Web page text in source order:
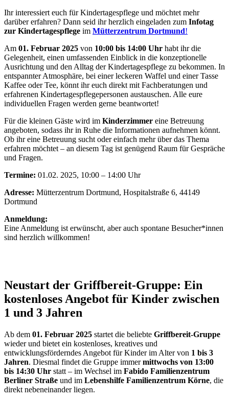
Ihr interessiert euch für Kindertagespflege und möchtet mehr
darüber erfahren? Dann seid ihr herzlich eingeladen zum Infotag
zur Kindertagespflege im Mütterzentrum Dortmund!
Am 01. Februar 2025 von 10:00 bis 14:00 Uhr habt ihr die
Gelegenheit, einen umfassenden Einblick in die konzeptionelle
Ausrichtung und den Alltag der Kindertagespflege zu bekommen. In
entspannter Atmosphäre, bei einer leckeren Waffel und einer Tasse
Kaffee oder Tee, könnt ihr euch direkt mit Fachberatungen und
erfahrenen Kindertagespflegepersonen austauschen. Alle eure
individuellen Fragen werden gerne beantwortet!
Für die kleinen Gäste wird im Kinderzimmer eine Betreuung
angeboten, sodass ihr in Ruhe die Informationen aufnehmen könnt.
Ob ihr eine Betreuung sucht oder einfach mehr über das Thema
erfahren möchtet – an diesem Tag ist genügend Raum für Gespräche
und Fragen.
Termine: 01.02. 2025, 10:00 – 14:00 Uhr
Adresse: Mütterzentrum Dortmund, Hospitalstraße 6, 44149
Dortmund
Anmeldung:
Eine Anmeldung ist erwünscht, aber auch spontane Besucher*innen
sind herzlich willkommen!
Neustart der Griffbereit-Gruppe: Ein
kostenloses Angebot für Kinder zwischen
1 und 3 Jahren
Ab dem 01. Februar 2025 startet die beliebte Griffbereit-Gruppe
wieder und bietet ein kostenloses, kreatives und
entwicklungsförderndes Angebot für Kinder im Alter von 1 bis 3
Jahren. Diesmal findet die Gruppe immermittwochs von 13:00
bis 14:30 Uhr statt – im Wechsel im Fabido Familienzentrum
Berliner Straße und im Lebenshilfe Familienzentrum Körne, die
direkt nebeneinander liegen.